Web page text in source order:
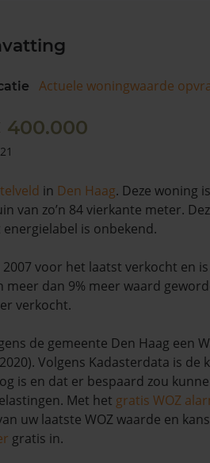
Actuele woningwaarde
400.000
in Den Haag. Deze woning
van zo’n 84 vierkante meter.
is onbekend.
voor het laatst verkocht en
meer dan 9% meer waard
verkocht.
de gemeente Den Haag een
Volgens Kadasterdata is de
is en dat er bespaard zou
Met het gratis WOZ
uw laatste WOZ waarde en
gratis in.